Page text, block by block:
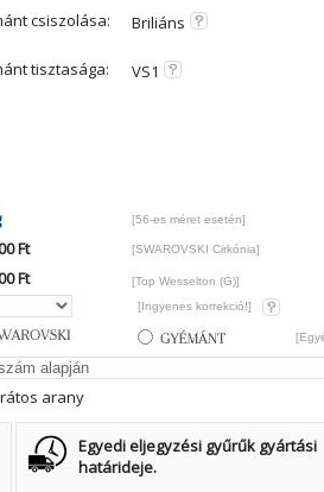
csiszolása: Briliáns
tisztasága: VS1
[56-es méret esetén]
Ft [SWAROVSKI Cirkónia]
Ft [Top Wesselton (G)]
[Ingyenes korrekció!]
arany
Egyedi eljegyzési gyűrűk gyártási
határideje.